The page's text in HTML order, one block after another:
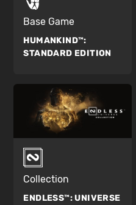
Base Game
HUMANKIND™:
STANDARD EDITION
Collection
ENDLESS™: UNIVERSE